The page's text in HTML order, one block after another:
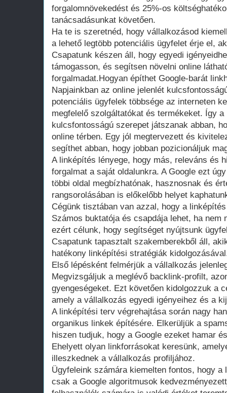
forgalomnövekedést és 25%-os
tanácsadásunkat követően.
Ha te is szeretnéd, hogy vállalkozásod
a lehető legtöbb potenciális ügyfelet érje el,
Csapatunk készen áll, hogy egyedi
támogasson, és segítsen növelni online
forgalmadat.Hogyan építhet Google-barát
Napjainkban az online jelenlét
potenciális ügyfelek többsége az interneten
megfelelő szolgáltatókat és termékeket. Így
kulcsfontosságú szerepet játszanak abban,
online térben. Egy jól megtervezett és
segíthet abban, hogy jobban pozicionáljuk
A linképítés lényege, hogy más, releváns és
forgalmat a saját oldalunkra. A Google ezt
többi oldal megbízhatónak, hasznosnak és
rangsorolásában is előkelőbb helyet
Cégünk tisztában van azzal, hogy a
Számos buktatója és csapdája lehet, ha nem
ezért célunk, hogy segítséget nyújtsunk
Csapatunk tapasztalt szakemberekből áll,
hatékony linképítési stratégiák
Első lépésként felmérjük a vállalkozás
Megvizsgáljuk a meglévő backlink-profilt,
gyengeségeket. Ezt követően kidolgozzuk a
amely a vállalkozás egyedi igényeihez és a
A linképítési terv végrehajtása során nagy
organikus linkek építésére. Elkerüljük a
hiszen tudjuk, hogy a Google ezeket hamar
Ehelyett olyan linkforrásokat keresünk,
illeszkednek a vállalkozás profiljához.
Ügyfeleink számára kiemelten fontos, hogy
csak a Google algoritmusok